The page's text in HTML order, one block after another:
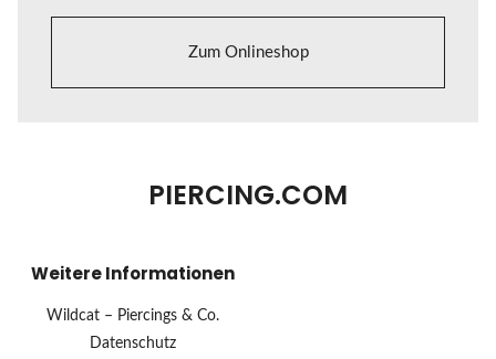
Zum Onlineshop
PIERCING.COM
Weitere Informationen
Wildcat – Piercings & Co.
Datenschutz